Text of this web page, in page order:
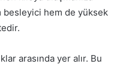
besleyici hem de yüksek
arasında yer alır. Bu